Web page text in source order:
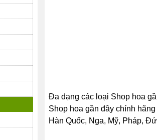
Đa dạng các loại Shop hoa
Shop hoa gần đây chính
Hàn Quốc, Nga, Mỹ, Pháp,